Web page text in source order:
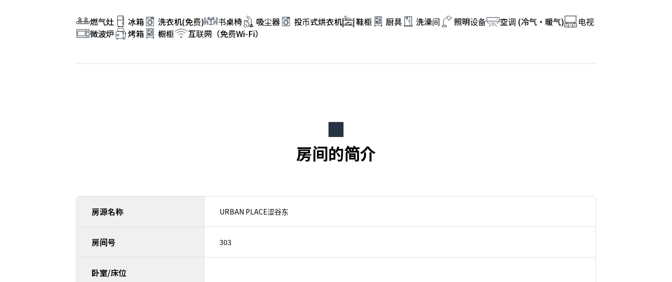
燃气灶 冰箱 洗衣机(免费) 书桌椅 吸尘器 投币式烘衣机 鞋柜 厨具 洗澡间 照明设备 空调 (冷气・暖气)
电视
微波炉
烤箱 橱柜 互联网（免费Wi-Fi）
房间的简介
房源名称 URBAN PLACE涩谷东
房间号 303
卧室/床位